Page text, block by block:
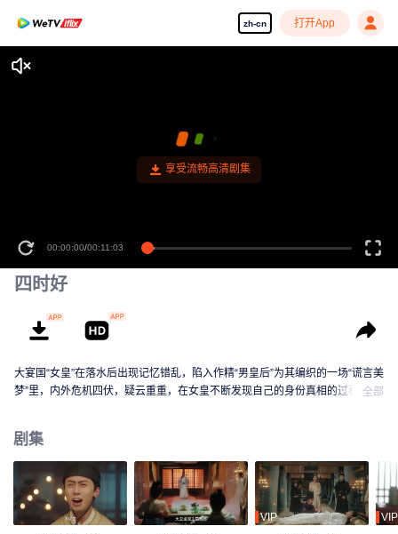
zh-cn 打开App
享受流畅高清剧集
00:00:00/00:11:03
四时好
大宴国“女皇”在落水后出现记忆错乱，陷入作精“男皇后”为其编织的一场“谎言美
梦”里，内外危机四伏，疑云重重，在女皇不断发现自己的身份真相的过程中，
全部
剧集
VIP VIP